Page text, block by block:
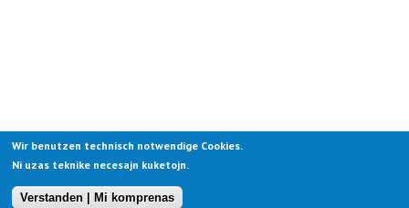
Wir benutzen technisch notwendige Cookies.
Ni uzas teknike necesajn kuketojn.
Verstanden | Mi komprenas